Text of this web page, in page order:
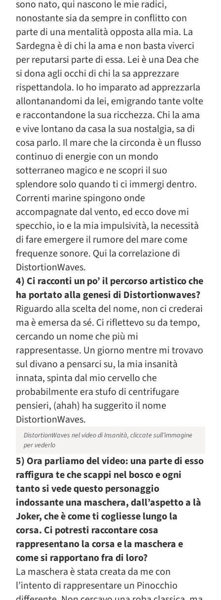
sono nato, qui nascono le mie radici,
nonostante sia da sempre in conflitto con
parte di una mentalità opposta alla mia. La
Sardegna è di chi la ama e non basta viverci
per reputarsi parte di essa. Lei è una Dea che
si dona agli occhi di chi la sa apprezzare
rispettandola. Io ho imparato ad apprezzarla
allontanandomi da lei, emigrando tante volte
e raccontandone la sua ricchezza. Chi la ama
e vive lontano da casa la sua nostalgia, sa di
cosa parlo. Il mare che la circonda è un flusso
continuo di energie con un mondo
sotterraneo magico e ne scopri il suo
splendore solo quando ti ci immergi dentro.
Correnti marine spingono onde
accompagnate dal vento, ed ecco dove mi
specchio, io e la mia impulsività, la necessità
di fare emergere il rumore del mare come
frequenze sonore. Qui la correlazione di
DistortionWaves.
4) Ci racconti un po’ il percorso artistico che
ha portato alla genesi di Distortionwaves?
Riguardo alla scelta del nome, non ci crederai
ma è emersa da sé. Ci riflettevo su da tempo,
cercando un nome che più mi
rappresentasse. Un giorno mentre mi trovavo
sul divano a pensarci su, la mia insanità
innata, spinta dal mio cervello che
probabilmente era stufo di centrifugare
pensieri, (ahah) ha suggerito il nome
DistortionWaves.
DistortionWaves nel video di Insanità, cliccate sull’immagine
per vederlo
5) Ora parliamo del video: una parte di esso
raffigura te che scappi nel bosco e ogni
tanto si vede questo personaggio
indossante una maschera, dall’aspetto a là
Joker, che è come ti cogliesse lungo la
corsa. Ci potresti raccontare cosa
rappresentano la corsa e la maschera e
come si rapportano fra di loro?
La maschera è stata creata da me con
l’intento di rappresentare un Pinocchio